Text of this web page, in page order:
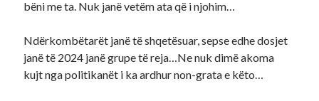
bëni me ta. Nuk janë vetëm ata që i njohim…
Ndërkombëtarët janë të shqetësuar, sepse edhe dosjet
janë të 2024 janë grupe të reja…Ne nuk dimë akoma
kujt nga politikanët i ka ardhur non-grata e këto…